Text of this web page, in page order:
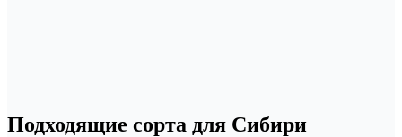
Подходящие сорта для Сибири